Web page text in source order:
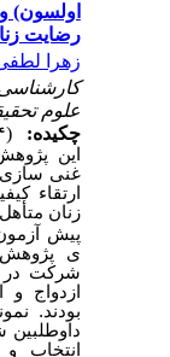
اولسون) و
رضایت
زهرا لطفی
کارشناسی
علوم
چکیده:
این
غنی سازی
ارتقاء
زنان
پیش
ی پژوهش
شرکت در
بودند.